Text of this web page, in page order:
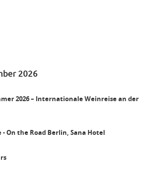
(m/w/d)
Landwirt (m/w/d)
Weinbau (m/w/d)
2026
2026 – Internationale Weinreise an der
On the Road Berlin, Sana Hotel